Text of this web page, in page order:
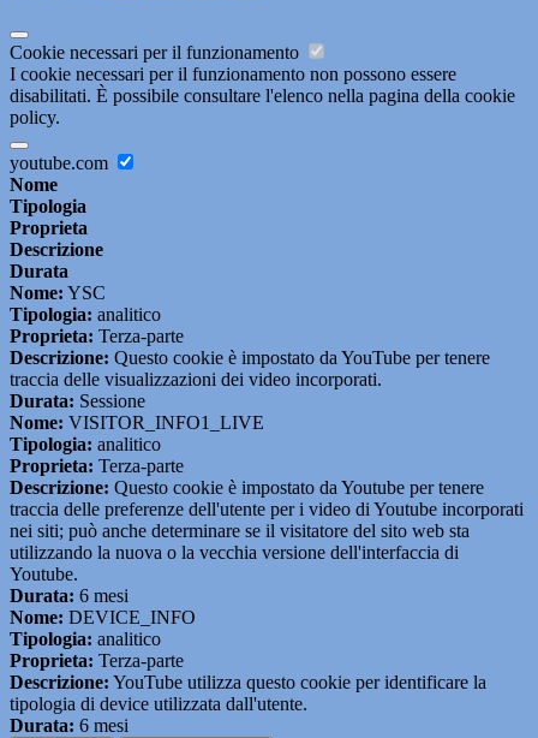
Cookie necessari per il funzionamento
I cookie necessari per il funzionamento non possono essere
disabilitati. È possibile consultare l'elenco nella pagina della cookie
policy.
youtube.com
Nome
Tipologia
Proprieta
Descrizione
Durata
Nome: YSC
Tipologia: analitico
Proprieta: Terza-parte
Descrizione: Questo cookie è impostato da YouTube per tenere
traccia delle visualizzazioni dei video incorporati.
Durata: Sessione
Nome: VISITOR_INFO1_LIVE
Tipologia: analitico
Proprieta: Terza-parte
Descrizione: Questo cookie è impostato da Youtube per tenere
traccia delle preferenze dell'utente per i video di Youtube incorporati
nei siti; può anche determinare se il visitatore del sito web sta
utilizzando la nuova o la vecchia versione dell'interfaccia di
Youtube.
Durata: 6 mesi
Nome: DEVICE_INFO
Tipologia: analitico
Proprieta: Terza-parte
Descrizione: YouTube utilizza questo cookie per identificare la
tipologia di device utilizzata dall'utente.
Durata: 6 mesi